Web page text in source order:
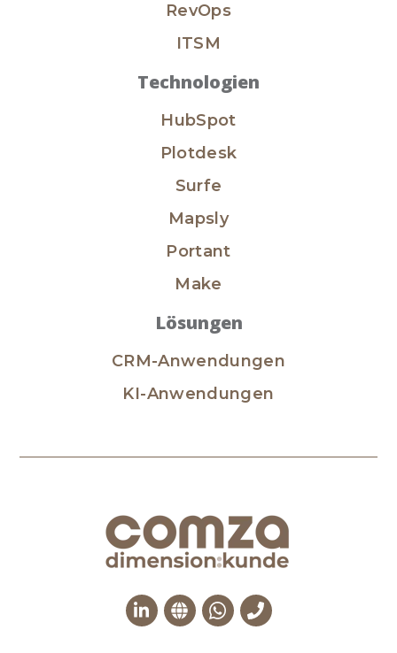
RevOps
ITSM
Technologien
HubSpot
Plotdesk
Surfe
Mapsly
Portant
Make
Lösungen
CRM-Anwendungen
KI-Anwendungen